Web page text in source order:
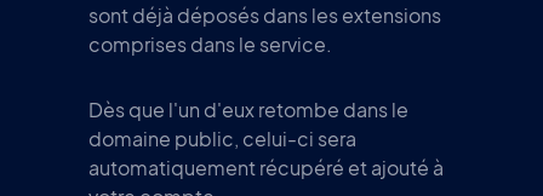
sont déjà déposés dans les extensions
comprises dans le service.
Dès que l'un d'eux retombe dans le
domaine public, celui-ci sera
automatiquement récupéré et ajouté à